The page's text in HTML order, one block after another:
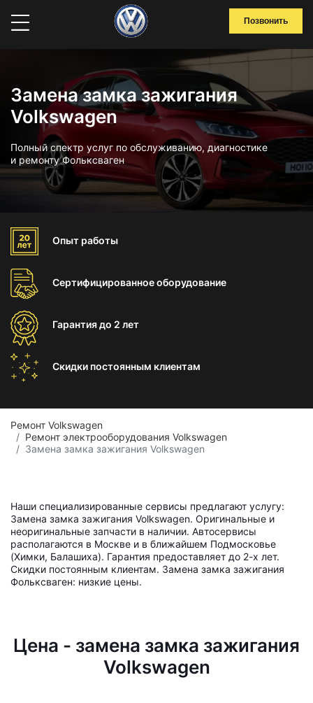
Позвонить
Замена замка зажигания
Volkswagen
Полный спектр услуг по обслуживанию, диагностике
и ремонту Фольксваген
Опыт работы
Сертифицированноеоборудование
Гарантиядо 2 лет
Скидки постоянным клиентам
Ремонт Volkswagen
Ремонт электрооборудования Volkswagen
Замена замка зажигания Volkswagen
Наши специализированные сервисы предлагают услугу:
Замена замка зажигания Volkswagen. Оригинальные и
неоригинальные запчасти в наличии. Автосервисы
располагаются в Москве и в ближайшем Подмосковье
(Химки, Балашиха). Гарантия предоставляет до 2-х лет.
Скидки постоянным клиентам. Замена замка зажигания
Фольксваген: низкие цены.
Цена - замена замка зажигания
Volkswagen